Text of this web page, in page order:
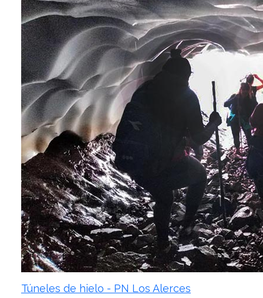
Túneles de hielo - PN Los Alerces